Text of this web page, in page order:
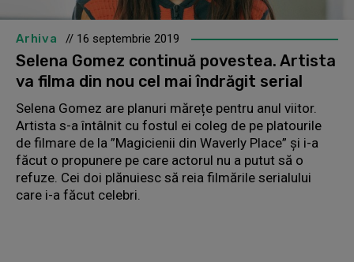
Arhiva // 16 septembrie 2019
Selena Gomez continuă povestea. Artista
va filma din nou cel mai îndrăgit serial
Selena Gomez are planuri mărețe pentru anul viitor.
Artista s-a întâlnit cu fostul ei coleg de pe platourile
de filmare de la ”Magicienii din Waverly Place” și i-a
făcut o propunere pe care actorul nu a putut să o
refuze. Cei doi plănuiesc să reia filmările serialului
care i-a făcut celebri.